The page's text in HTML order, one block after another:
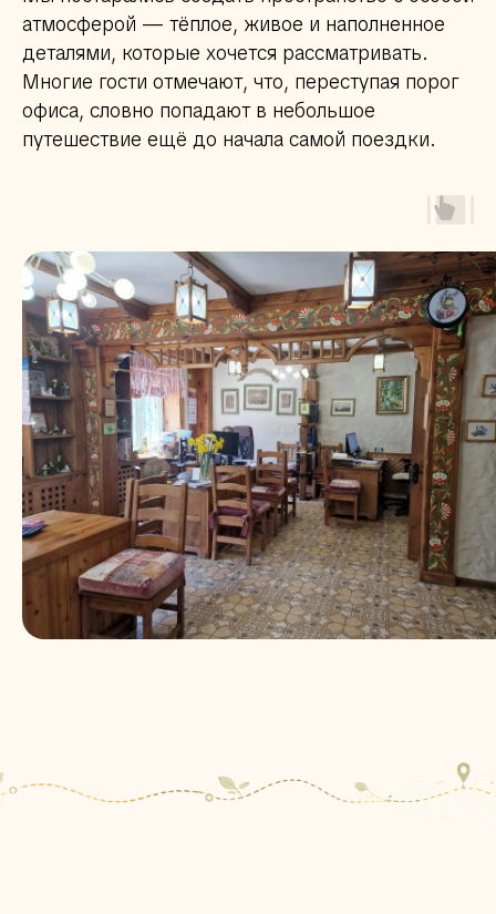
атмосферой — тёплое, живое и наполненное
деталями, которые хочется рассматривать.
Многие гости отмечают, что, переступая порог
офиса, словно попадают в небольшое
путешествие ещё до начала самой поездки.